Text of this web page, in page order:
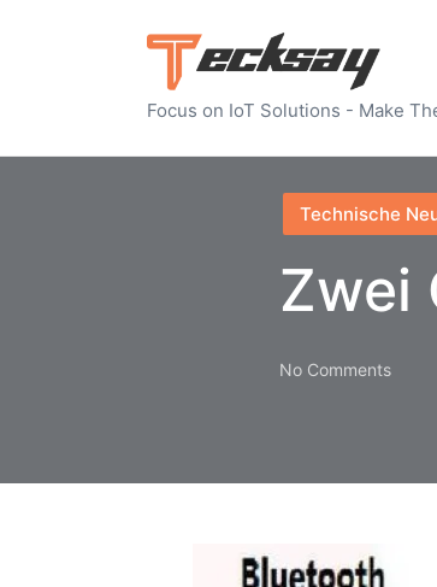
Focus on IoT Solutions - Make
Posted
in
Technische
Zwei
No Comments